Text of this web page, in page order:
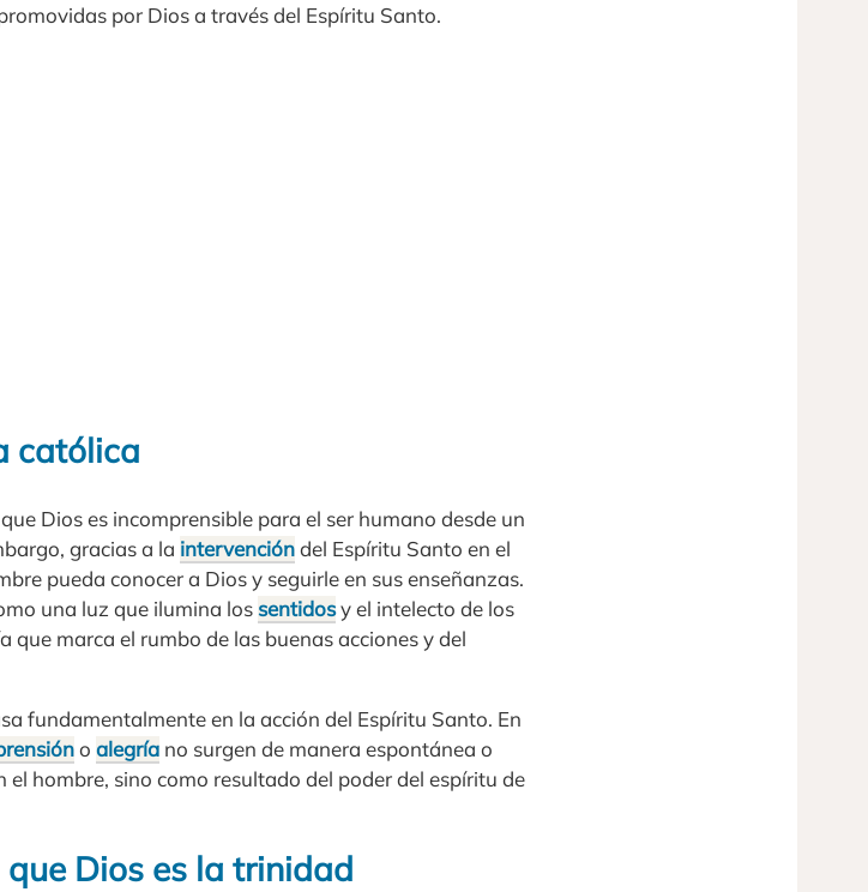
por Dios a través del Espíritu Santo.
católica
Dios es incomprensible para el ser humano desde un
gracias a la intervencióndel Espíritu Santo en el
pueda conocer a Dios y seguirle en sus enseñanzas.
una luz que ilumina los sentidosy el intelecto de los
marca el rumbo de las buenas acciones y del
fundamentalmente en la acción del Espíritu Santo. En
o alegría no surgen de manera espontánea o
hombre, sino como resultado del poder del espíritu de
Dios es la trinidad